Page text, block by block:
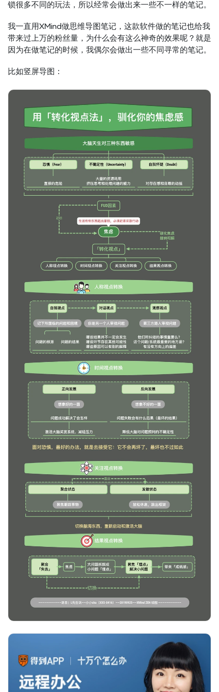
锁很多不同的玩法，所以经常会做出来一些不一样的笔记。
我一直用XMind做思维导图笔记，这款软件做的笔记也给我
带来过上万的粉丝量，为什么会有这么神奇的效果呢？就是
因为在做笔记的时候，我偶尔会做出一些不同寻常的笔记。
比如竖屏导图：